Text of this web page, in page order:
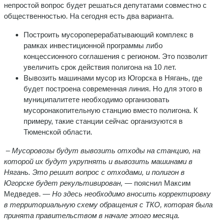
непростой вопрос будет решаться депутатами совместно с
общественностью. На сегодня есть два варианта.
Построить мусороперерабатывающий комплекс в
рамках инвестиционной программы либо
концессионного соглашения с регионом. Это позволит
увеличить срок действия полигона на 10 лет.
Вывозить машинами мусор из Югорска в Нягань, где
будет построена современная линия. Но для этого в
муниципалитете необходимо организовать
мусоронакопительную станцию вместо полигона. К
примеру, такие станции сейчас организуются в
Тюменской области.
– Мусоровозы будут вывозить отходы на станцию, на
которой их будут укрупнять и вывозить машинами в
Нягань. Это решит вопрос с отходами, и полигон в
Югорске будет рекультивирован, — пояснил Максим
Медведев. — Но здесь необходимо вносить корректировку
в территориальную схему обращения с ТКО, которая была
принята правительством в начале этого месяца.